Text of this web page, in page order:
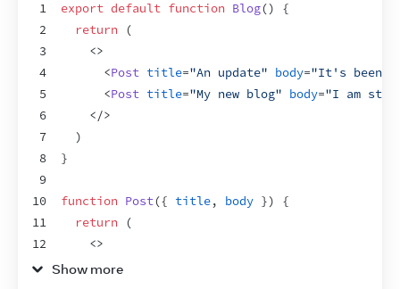
1
2
3
4
5
6
7
8
9
10
11
12
13
export default function Blog()
{
return
(
<>
<Post title="An update" body="It's been
<Post title="My new blog" body="I am
</>
)
}
function Post({ title, body })
{
return
(
<>
<PostTitle
Show more